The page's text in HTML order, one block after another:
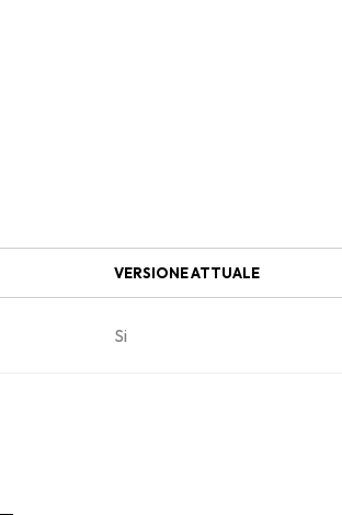
VERSIONE ATTUALE
Si